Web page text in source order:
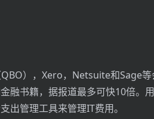
），Xero，Netsuite和Sage等
融书籍，据报道最多可快10倍。
出管理工具来管理IT费用。